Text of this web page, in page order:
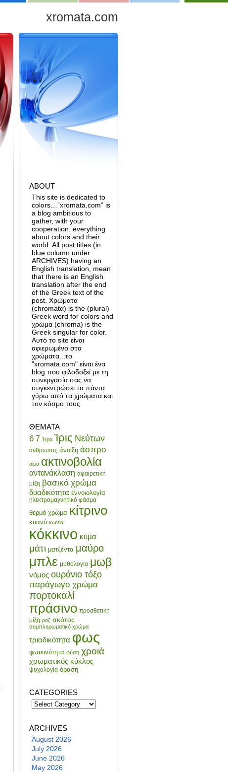
xromata.com
ABOUT
This site is dedicated to
colors…”xromata.com” is
a blog ambitious to
gather, with your
cooperation, everything
about colors and their
world. All post titles (in
blue column under
ARCHIVES) having an
English translation, mean
that there is an English
translation after the end
of the Greek text of the
post. Χρώματα
(chromatα) is the (plural)
Greek word for colors and
χρώμα (chroma) is the
Greek singular for color.
Αυτό το site είναι
αφιερωμένο στα
χρώματα...το
"xromata.com" είναι ένα
blog που φιλοδοξεί με τη
συνεργασία σας να
συγκεντρώσει τα πάντα
γύρω από τα χρώματα και
τον κόσμο τους.
ΘΕΜΑΤΑ
6 7 Ήρα Ίρις Νεύτων
άνθρωπος άνοιξη άσπρο
αίμα ακτινοβολία
αντανάκλαση αφαιρετική
μίξη βασικό χρώμα
δυαδικότητα εννοιολογία
ηλεκτρομαγνητικό φάσμα
θερμό χρώμα κίτρινο
κυανό κωνία
κόκκινο κύμα
μάτι ματζέντα μαύρο
μπλε μυθολογία μωβ
νόμος ουράνιο τόξο
παράγωγο χρώμα
πορτοκαλί
πράσινο προσθετική
μίξη ροζ σκότος
συμπληρωματικό χρώμα
τριαδικότητα φως
φωτεινότητα φύση χροιά
χρωματικός κύκλος
ψυχολογία όραση
CATEGORIES
Categories
ARCHIVES
August 2026
July 2026
June 2026
May 2026